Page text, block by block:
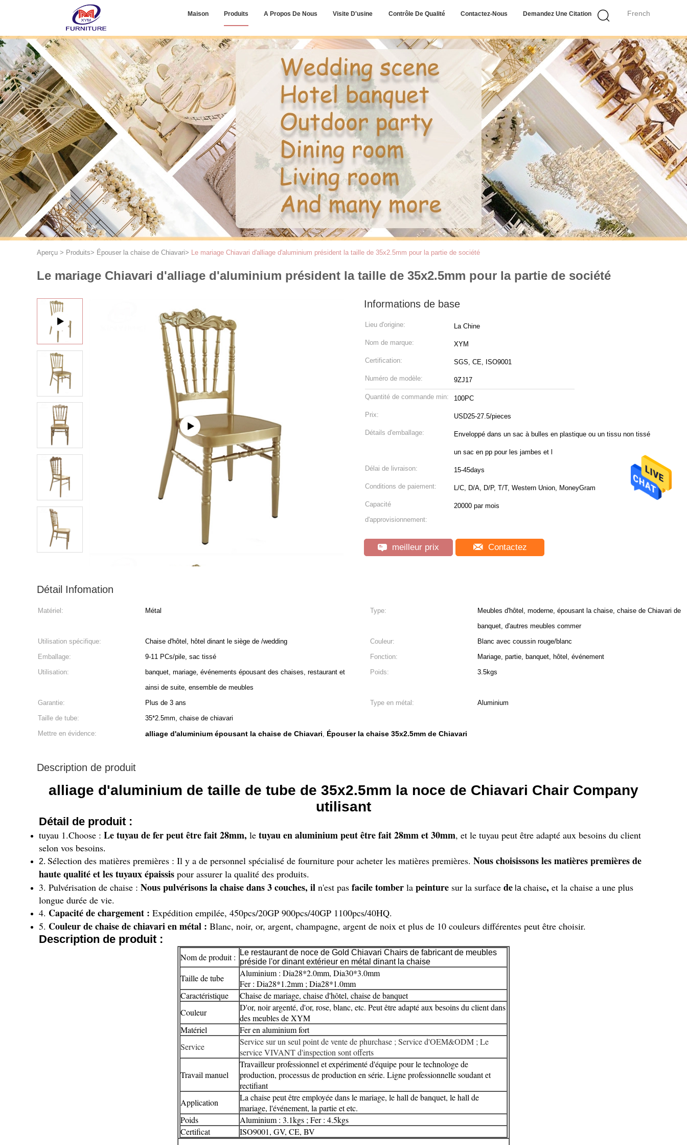
French
Maison Produits A Propos De Nous Visite D'usine Contrôle De Qualité Contactez-Nous Demandez Une Citation
Aperçu > Produits> Épouser la chaise de Chiavari> Le mariage Chiavari d'alliage d'aluminium président la taille de 35x2.5mm pour la partie de société
Le mariage Chiavari d'alliage d'aluminium président la taille de 35x2.5mm pour la partie de société
Informations de base
Lieu d'origine: La Chine
Nom de marque: XYM
Certification: SGS, CE, ISO9001
Numéro de modèle: 9ZJ17
Quantité de commande min: 100PC
Prix: USD25-27.5/pieces
Détails d'emballage: Enveloppé dans un sac à bulles en plastique ou un tissu non tissé,
un sac en pp pour les jambes et l
Délai de livraison: 15-45days
Conditions de paiement: L/C, D/A, D/P, T/T, Western Union, MoneyGram
Capacité
d'approvisionnement:
20000 par mois
meilleur prix Contactez
Détail Infomation
Matériel: Métal Type:
Meubles d'hôtel, moderne, épousant la chaise, chaise de Chiavari de
banquet, d'autres meubles commer
Utilisation spécifique:
Chaise d'hôtel, hôtel dinant le siège de /wedding Couleur:
Blanc avec coussin rouge/blanc
Emballage:
9-11 PCs/pile, sac tissé Fonction:
Mariage, partie, banquet, hôtel, événement
Utilisation:
banquet, mariage, événements épousant des chaises, restaurant et
ainsi de suite, ensemble de meubles
Poids: 3.5kgs
Garantie: Plus de 3 ans Type en métal:
Aluminium
Taille de tube:
35*2.5mm, chaise de chiavari
Mettre en évidence:
alliage d'aluminium épousant la chaise de Chiavari, Épouser la chaise 35x2.5mm de Chiavari
Description de produit
alliage d'aluminium de taille de tube de 35x2.5mm la noce de Chiavari Chair Company
utilisant
Détail de produit :
tuyau 1.Choose : Le tuyau de fer peut être fait 28mm, le tuyau en aluminium peut être fait 28mm et 30mm, et le tuyau peut être adapté aux besoins du client
selon vos besoins.
2. Sélection des matières premières : Il y a de personnel spécialisé de fourniture pour acheter les matières premières. Nous choisissons les matières premières de
haute qualité et les tuyaux épaissis pour assurer la qualité des produits.
3. Pulvérisation de chaise : Nous pulvérisons la chaise dans 3 couches, il n'est pas facile tomber la peinture sur la surface de la chaise, et la chaise a une plus
longue durée de vie.
4. Capacité de chargement : Expédition empilée, 450pcs/20GP 900pcs/40GP 1100pcs/40HQ.
5. Couleur de chaise de chiavari en métal : Blanc, noir, or, argent, champagne, argent de noix et plus de 10 couleurs différentes peut être choisir.
Description de produit :
Nom de produit :
Le restaurant de noce de Gold Chiavari Chairs de fabricant de meubles
préside l'or dinant extérieur en métal dinant la chaise
Taille de tube
Aluminium : Dia28*2.0mm, Dia30*3.0mm
Fer : Dia28*1.2mm ; Dia28*1.0mm
Caractéristique
Chaise de mariage, chaise d'hôtel, chaise de banquet
Couleur
D'or, noir argenté, d'or, rose, blanc, etc. Peut être adapté aux besoins du client dans
des meubles de XYM
Matériel
Fer en aluminium fort
Service
Service sur un seul point de vente de phurchase ; Service d'OEM&ODM ; Le
service VIVANT d'inspection sont offerts
Travail manuel
Travailleur professionnel et expérimenté d'équipe pour le technologe de
production, processus de production en série. Ligne professionnelle soudant et
rectifiant
Application
La chaise peut être employée dans le mariage, le hall de banquet, le hall de
mariage, l'événement, la partie et etc.
Poids
Aluminium : 3.1kgs ; Fer : 4.5kgs
Certificat
ISO9001, GV, CE, BV